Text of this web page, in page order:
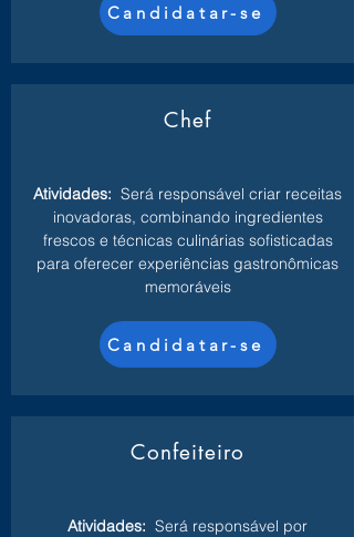
Candidatar-se
Chef
Atividades: Será responsável criar receitas
inovadoras, combinando ingredientes
frescos e técnicas culinárias sofisticadas
para oferecer experiências gastronômicas
memoráveis
Candidatar-se
Confeiteiro
Atividades: Será responsável por